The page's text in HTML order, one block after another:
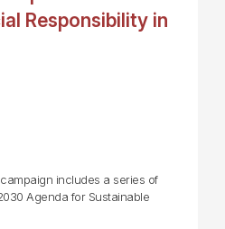
Responsibility in
includes a series of
Agenda for Sustainable